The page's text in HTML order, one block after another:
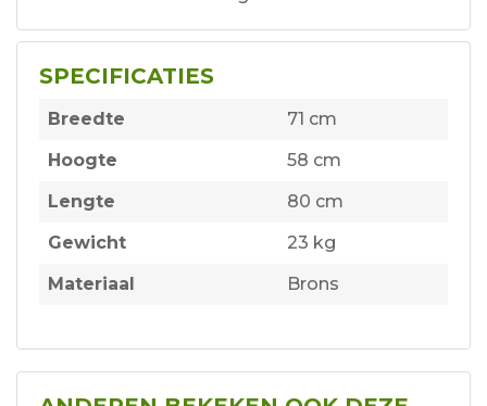
SPECIFICATIES
Breedte
71 cm
Hoogte
58 cm
Lengte
80 cm
Gewicht
23 kg
Materiaal
Brons